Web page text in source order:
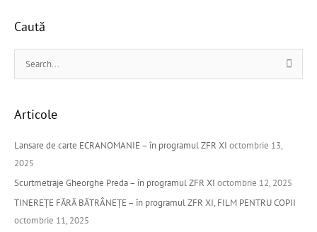
Caută
r
o
:
Articole
Lansare de carte ECRANOMANIE – în programul ZFR XI octombrie 13,
2025
Scurtmetraje Gheorghe Preda – în programul ZFR XI octombrie 12, 2025
TINEREȚE FĂRĂ BĂTRÂNEȚE – în programul ZFR XI, FILM PENTRU COPII
octombrie 11, 2025